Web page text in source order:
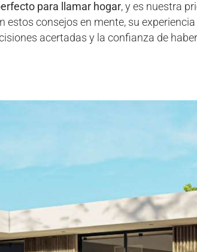
para llamar hogar, y es nuestra
consejos en mente, su
acertadas y la confianza de